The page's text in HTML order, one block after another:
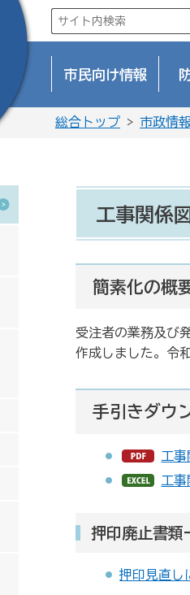
市民向け情報
総合トップ > 市政情
工事関係
簡素化の概
受注者の業務及び
作成しました。令
手引きダウ
工事
工事
押印廃止書類
押印見直し